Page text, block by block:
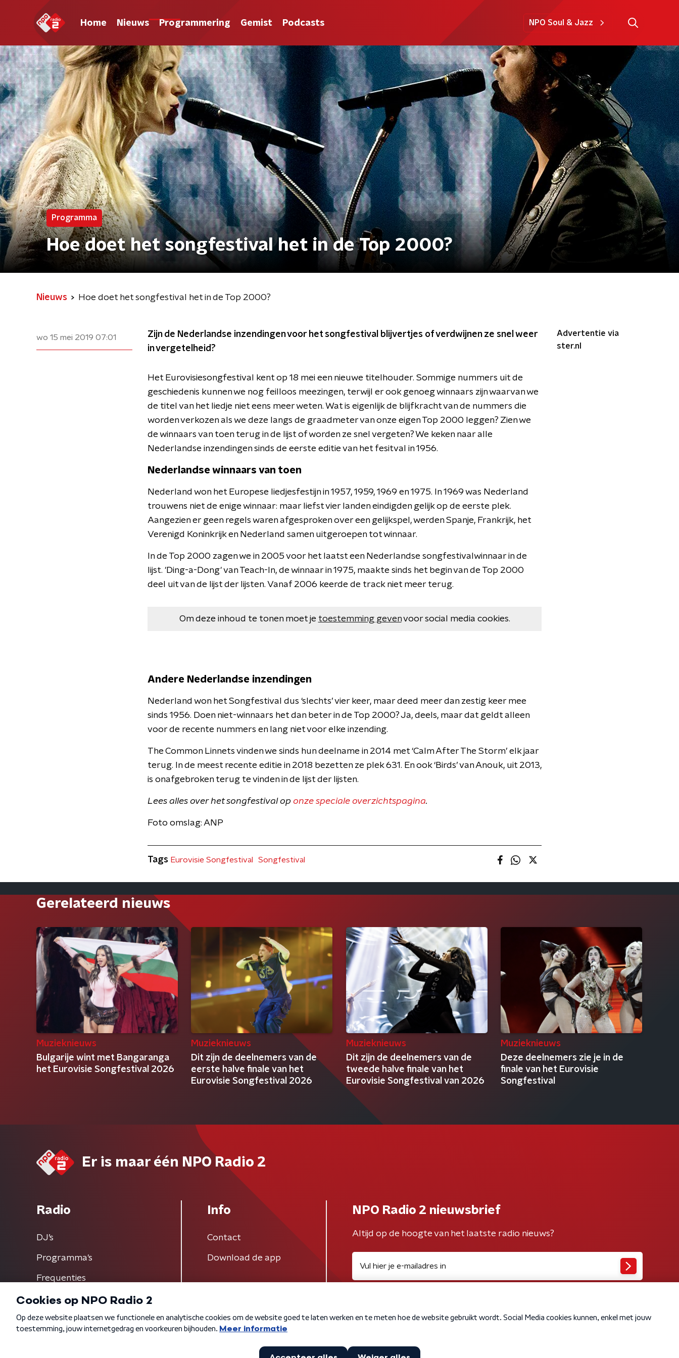
Home Nieuws Programmering Gemist Podcasts NPO Soul & Jazz
Programma
Hoe doet het songfestival het in de Top 2000?
Nieuws Hoe doet het songfestival het in de Top 2000?
wo 15 mei 2019 07:01
Zijn de Nederlandse inzendingen voor het songfestival blijvertjes of verdwijnen ze snel weer
in vergetelheid?
Het Eurovisiesongfestival kent op 18 mei een nieuwe titelhouder. Sommige nummers uit de
geschiedenis kunnen we nog feilloos meezingen, terwijl er ook genoeg winnaars zijn waarvan we
de titel van het liedje niet eens meer weten. Wat is eigenlijk de blijfkracht van de nummers die
worden verkozen als we deze langs de graadmeter van onze eigen Top 2000 leggen? Zien we
de winnaars van toen terug in de lijst of worden ze snel vergeten? We keken naar alle
Nederlandse inzendingen sinds de eerste editie van het fesitval in 1956.
Nederlandse winnaars van toen
Nederland won het Europese liedjesfestijn in 1957, 1959, 1969 en 1975. In 1969 was Nederland
trouwens niet de enige winnaar: maar liefst vier landen eindigden gelijk op de eerste plek.
Aangezien er geen regels waren afgesproken over een gelijkspel, werden Spanje, Frankrijk, het
Verenigd Koninkrijk en Nederland samen uitgeroepen tot winnaar.
In de Top 2000 zagen we in 2005 voor het laatst een Nederlandse songfestivalwinnaar in de
lijst. 'Ding-a-Dong' van Teach-In, de winnaar in 1975, maakte sinds het begin van de Top 2000
deel uit van de lijst der lijsten. Vanaf 2006 keerde de track niet meer terug.
Om deze inhoud te tonen moet je toestemming gevenvoor social media cookies.
Andere Nederlandse inzendingen
Nederland won het Songfestival dus ‘slechts’ vier keer, maar deed meer dan zestig keer mee
sinds 1956. Doen niet-winnaars het dan beter in de Top 2000? Ja, deels, maar dat geldt alleen
voor de recente nummers en lang niet voor elke inzending.
The Common Linnets vinden we sinds hun deelname in 2014 met ‘Calm After The Storm’ elk jaar
terug. In de meest recente editie in 2018 bezetten ze plek 631. En ook ‘Birds’ van Anouk, uit 2013,
is onafgebroken terug te vinden in de lijst der lijsten.
Lees alles over het songfestival op onze speciale overzichtspagina.
Foto omslag: ANP
Advertentie via
ster.nl
Tags Eurovisie Songfestival Songfestival
Gerelateerd nieuws
Muzieknieuws
Bulgarije wint met Bangaranga
het Eurovisie Songfestival 2026
Muzieknieuws
Dit zijn de deelnemers van de
eerste halve finale van het
Eurovisie Songfestival 2026
Muzieknieuws
Dit zijn de deelnemers van de
tweede halve finale van het
Eurovisie Songfestival van 2026
Muzieknieuws
Deze deelnemers zie je in de
finale van het Eurovisie
Songfestival
Er is maar één NPO Radio 2
Radio
DJ’s
Programma's
Frequenties
Info
Contact
Download de app
NPO Radio 2 nieuwsbrief
Altijd op de hoogte van het laatste radio nieuws?
Algemene voorwaarden Privacybeleid